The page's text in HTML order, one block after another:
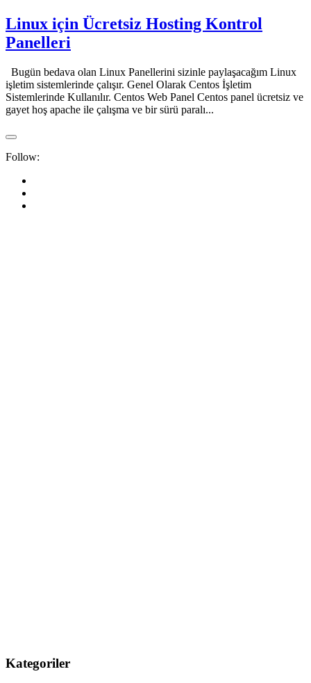
Linux için Ücretsiz Hosting Kontrol
Panelleri
Bugün bedava olan Linux Panellerini sizinle paylaşacağım Linux
işletim sistemlerinde çalışır. Genel Olarak Centos İşletim
Sistemlerinde Kullanılır. Centos Web Panel Centos panel ücretsiz ve
gayet hoş apache ile çalışma ve bir sürü paralı...
Follow:
Kategoriler